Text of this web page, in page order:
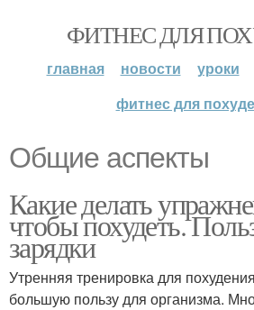
ФИТНЕС ДЛЯ
главная новости уроки
фитнес для
Общие аспекты
Какие делать
чтобы похудеть.
зарядки
Утренняя тренировка для
большую пользу для организма.